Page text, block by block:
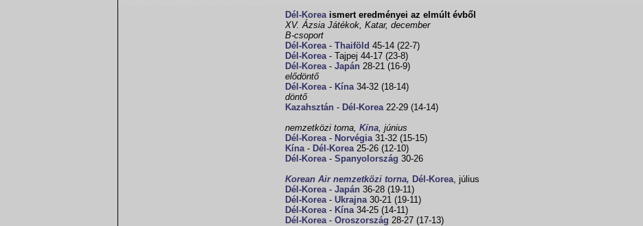
Dél-Korea ismert eredményei az elmúlt évből
XV. Ázsia Játékok, Katar, december
B-csoport
Dél-Korea - Thaiföld 45-14 (22-7)
Dél-Korea - Tajpej 44-17 (23-8)
Dél-Korea - Japán 28-21 (16-9)
elődöntő
Dél-Korea - Kína 34-32 (18-14)
döntő
Kazahsztán - Dél-Korea 22-29 (14-14)
nemzetközi torna, Kína , június
Dél-Korea - Norvégia 31-32 (15-15)
Kína - Dél-Korea 25-26 (12-10)
Dél-Korea - Spanyolország 30-26
Korean Air nemzetközi torna, Dél-Korea , július
Dél-Korea - Japán 36-28 (19-11)
Dél-Korea - Ukrajna 30-21 (19-11)
Dél-Korea - Kína 34-25 (14-11)
Dél-Korea - Oroszország 28-27 (17-13)